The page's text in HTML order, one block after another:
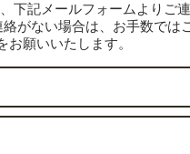
下記メールフォームよりご連
がない場合は、お手数では
お願いいたします。